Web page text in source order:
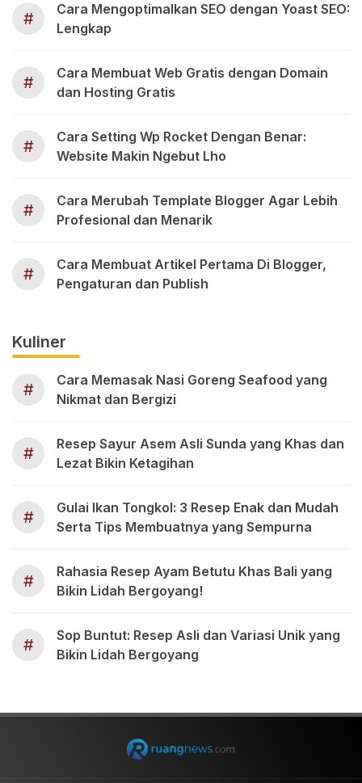
#
Cara Mengoptimalkan SEO dengan Yoast SEO:
Lengkap
#
Cara Membuat Web Gratis dengan Domain
dan Hosting Gratis
#
Cara Setting Wp Rocket Dengan Benar:
Website Makin Ngebut Lho
#
Cara Merubah Template Blogger Agar Lebih
Profesional dan Menarik
#
Cara Membuat Artikel Pertama Di Blogger,
Pengaturan dan Publish
Kuliner
#
Cara Memasak Nasi Goreng Seafood yang
Nikmat dan Bergizi
#
Resep Sayur Asem Asli Sunda yang Khas dan
Lezat Bikin Ketagihan
#
Gulai Ikan Tongkol: 3 Resep Enak dan Mudah
Serta Tips Membuatnya yang Sempurna
#
Rahasia Resep Ayam Betutu Khas Bali yang
Bikin Lidah Bergoyang!
#
Sop Buntut: Resep Asli dan Variasi Unik yang
Bikin Lidah Bergoyang